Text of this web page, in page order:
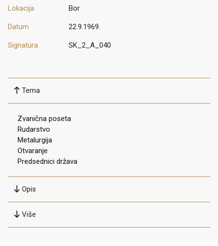
Lokacija Bor
Datum 22.9.1969.
Signatura SK_2_A_040
Tema
Zvanična poseta
Rudarstvo
Metalurgija
Otvaranje
Predsednici država
Opis
Više